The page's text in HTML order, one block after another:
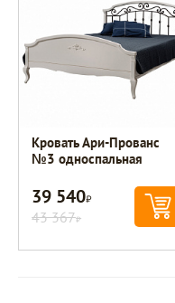
Кровать Ари-Прованс
№3 односпальная
39 540Р
43 367Р